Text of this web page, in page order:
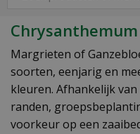
Margrieten of
soorten, eenjarig en
kleuren. Afhankelijk
randen,
voorkeur op een